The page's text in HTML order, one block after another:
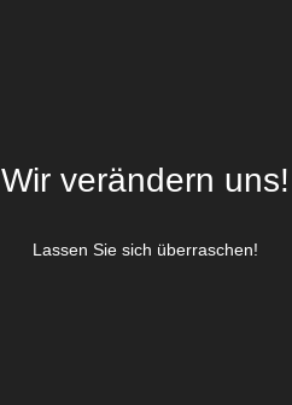
Wir verändern uns!
Lassen Sie sich überraschen!